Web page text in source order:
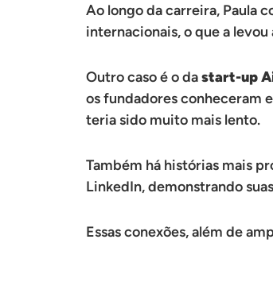
Ao longo da carreira, Paula
internacionais, o que a
Outro caso é o dastart-up
os fundadores conheceram
teria sido muito mais lento.
Também há histórias mais
LinkedIn, demonstrando
Essas conexões, além de